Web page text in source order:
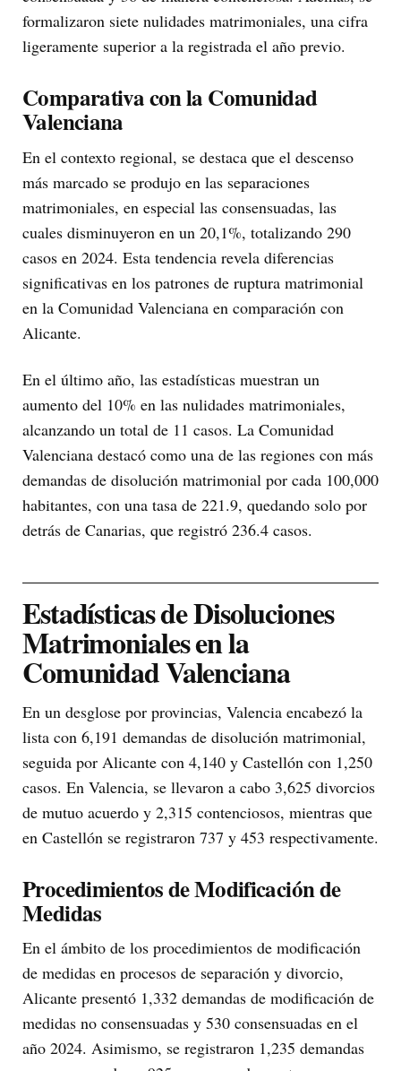
formalizaron siete nulidades matrimoniales, una cifra
ligeramente superior a la registrada el año previo.
Comparativa con la Comunidad
Valenciana
En el contexto regional, se destaca que el descenso
más marcado se produjo en las separaciones
matrimoniales, en especial las consensuadas, las
cuales disminuyeron en un 20,1%, totalizando 290
casos en 2024. Esta tendencia revela diferencias
significativas en los patrones de ruptura matrimonial
en la Comunidad Valenciana en comparación con
Alicante.
En el último año, las estadísticas muestran un
aumento del 10% en las nulidades matrimoniales,
alcanzando un total de 11 casos. La Comunidad
Valenciana destacó como una de las regiones con más
demandas de disolución matrimonial por cada 100,000
habitantes, con una tasa de 221.9, quedando solo por
detrás de Canarias, que registró 236.4 casos.
Estadísticas de Disoluciones
Matrimoniales en la
Comunidad Valenciana
En un desglose por provincias, Valencia encabezó la
lista con 6,191 demandas de disolución matrimonial,
seguida por Alicante con 4,140 y Castellón con 1,250
casos. En Valencia, se llevaron a cabo 3,625 divorcios
de mutuo acuerdo y 2,315 contenciosos, mientras que
en Castellón se registraron 737 y 453 respectivamente.
Procedimientos de Modificación de
Medidas
En el ámbito de los procedimientos de modificación
de medidas en procesos de separación y divorcio,
Alicante presentó 1,332 demandas de modificación de
medidas no consensuadas y 530 consensuadas en el
año 2024. Asimismo, se registraron 1,235 demandas